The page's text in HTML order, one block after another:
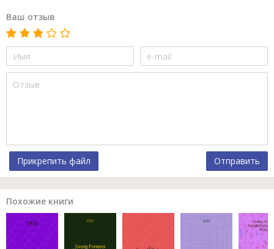
Ваш отзыв
Прикрепить файл Отправить
Похожие книги